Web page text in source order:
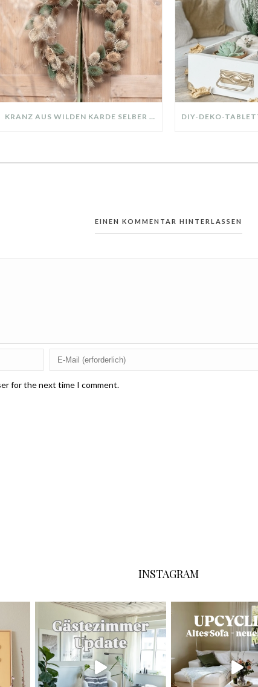
KRANZ AUS WILDEN KARDE SELBER MACHEN: HERBSTDEKO GANZ EINFACH
EINEN KOMMENTAR HINTERLASSEN
for the next time I comment.
INSTAGRAM